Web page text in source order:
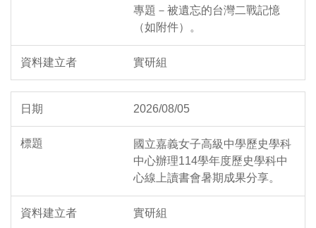
專題－被遺忘的台灣二戰記憶
（如附件）。
實研組
2026/08/05
國立嘉義女子高級中學歷史學科
中心辦理114學年度歷史學科中
心線上讀書會暑期成果分享。
實研組